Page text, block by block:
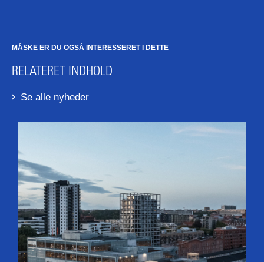
MÅSKE ER DU OGSÅ INTERESSERET I DETTE
RELATERET INDHOLD
Se alle nyheder